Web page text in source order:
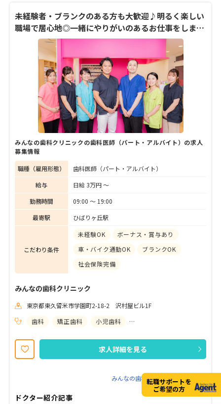
おり、院内はいつも笑顔にあふれている。谷
田英輔院長は幾度となく人生の困難を乗り越
えてきた。その苦労を感じさせない明るい人
柄と長年培ってきた技術で、チェア2台から
15台の大きな歯科医院へと成長させてきた。
歯科医師としても人としても魅力あふれる院
長に、歯科医療への熱い想いを語ってもらっ
た。
未経験者・ブランクのある方も大歓迎♪明るく楽しい
職場で居心地◎一緒にやりがいのあるお仕事をしませ
んか？
みんなの歯科クリニックの歯科医師（パート・アルバイト）の求人
募集情報
職種（雇用形態）
歯科医師（パート・アルバイト）
給与
日給 3万円 〜
勤務時間
09:00 〜 19:00
最寄駅
ひばりヶ丘駅
こだわり条件
未経験OK
ボーナス・賞与あり
車・バイク通勤OK
ブランクOK
社会保険完備
みんなの歯科クリニック
東京都東久留米市学園町2-18-2 沢村屋ビル1F
歯科
矯正歯科 小児歯科
求人詳細を見る
みんなの歯科クリニックの求人一覧
ドクター紹介記事
転職サポートを
ご希望の方